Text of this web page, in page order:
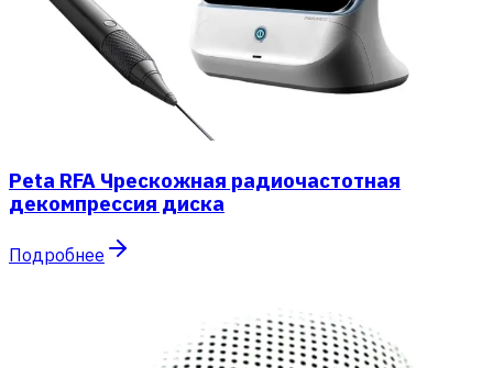
Peta RFA Чрескожная радиочастотная
декомпрессия диска
Подробнее